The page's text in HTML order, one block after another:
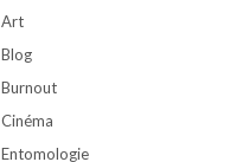
Art
Blog
Burnout
Cinéma
Entomologie